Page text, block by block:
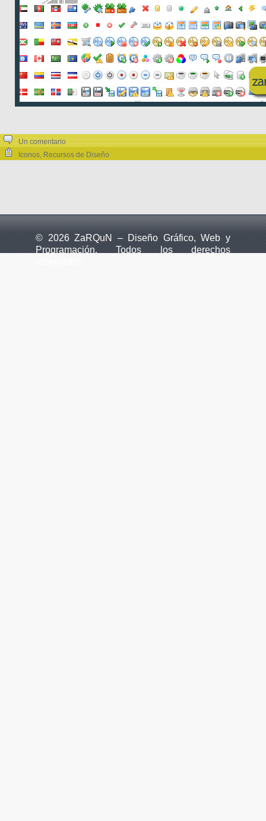
Un comentario
Iconos, Recursos de Diseño
© 2026 ZaRQuN – Diseño Gráfico, Web y
Programación. Todos los derechos